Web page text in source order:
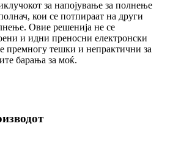
за напојување за полнење
кои се потпираат на други
Овие решенија не се
и идни преносни електронски
премногу тешки и непрактични за
барања за моќ.